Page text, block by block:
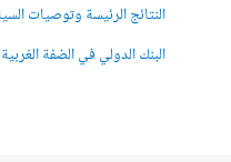
النتائج الرئيسة وتوصيات
البنك الدولي في الضفة